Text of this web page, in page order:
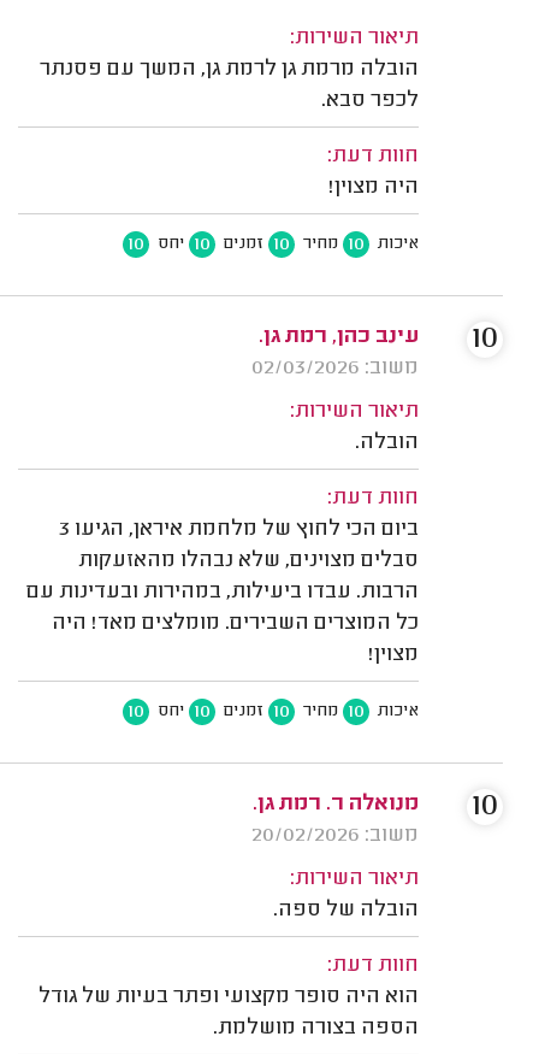
תיאור השירות:
הובלה מרמת גן לרמת גן, המשך עם פסנתר
לכפר סבא.
חוות דעת:
היה מצוין!
איכות 10 מחיר 10 זמנים 10 יחס 10
עינב כהן, רמת גן.
משוב: 02/03/2026
תיאור השירות:
הובלה.
חוות דעת:
ביום הכי לחוץ של מלחמת איראן, הגיעו 3
סבלים מצוינים, שלא נבהלו מהאזעקות
הרבות. עבדו ביעילות, במהירות ובעדינות עם
כל המוצרים השבירים. מומלצים מאד! היה
מצוין!
איכות 10 מחיר 10 זמנים 10 יחס 10
10
מנואלה ר. רמת גן.
משוב: 20/02/2026
תיאור השירות:
הובלה של ספה.
חוות דעת:
הוא היה סופר מקצועי ופתר בעיות של גודל
הספה בצורה מושלמת.
10